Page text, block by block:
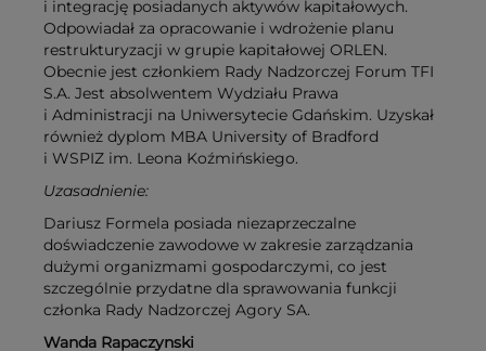
i integrację posiadanych aktywów kapitałowych.
Odpowiadał za opracowanie i wdrożenie planu
restrukturyzacji w grupie kapitałowej ORLEN.
Obecnie jest członkiem Rady Nadzorczej Forum TFI
S.A. Jest absolwentem Wydziału Prawa
i Administracji na Uniwersytecie Gdańskim. Uzyskał
również dyplom MBA University of Bradford
i WSPIZ im. Leona Koźmińskiego.
Uzasadnienie:
Dariusz Formela posiada niezaprzeczalne
doświadczenie zawodowe w zakresie zarządzania
dużymi organizmami gospodarczymi, co jest
szczególnie przydatne dla sprawowania funkcji
członka Rady Nadzorczej Agory SA.
Wanda Rapaczynski